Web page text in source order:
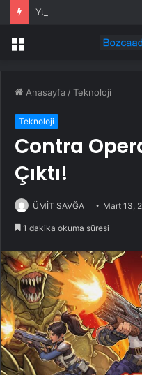
Menü
Anasayfa /Teknoloji
Teknoloji
Contra
Çıktı!
ÜMİT SAVĞA Mart 13,
1 dakika okuma süresi